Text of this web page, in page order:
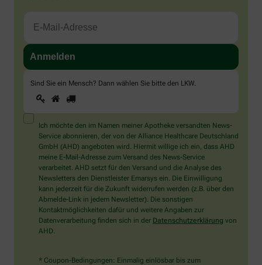
Sind Sie ein Mensch? Dann wählen Sie bitte den LKW
Sind
Sie
ein
Mensch?
Dann
wählen
Sie
bitte
den
LKW.
1 2
Ich möchte den im Namen meiner Apotheke versandten News-
Service abonnieren, der von der Alliance Healthcare Deutschland
GmbH (AHD) angeboten wird. Hiermit willige ich ein, dass AHD
meine E-Mail-Adresse zum Versand des News-Service
verarbeitet. AHD setzt für den Versand und die Analyse des
Newsletters den Dienstleister Emarsys ein. Die Einwilligung
kann jederzeit für die Zukunft widerrufen werden (z.B. über den
Abmelde-Link in jedem Newsletter). Die sonstigen
Kontaktmöglichkeiten dafür und weitere Angaben zur
Datenverarbeitung finden sich in der Datenschutzerklärung von
AHD.
* Coupon-Bedingungen: Einmalig einlösbar bis zum